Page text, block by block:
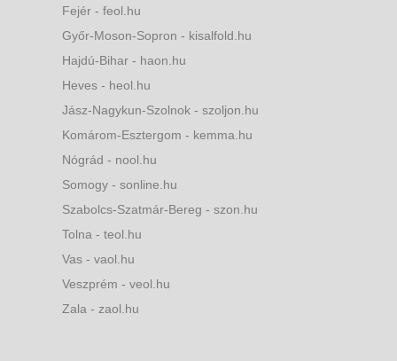
Fejér - feol.hu
Győr-Moson-Sopron - kisalfold.hu
Hajdú-Bihar - haon.hu
Heves - heol.hu
Jász-Nagykun-Szolnok - szoljon.hu
Komárom-Esztergom - kemma.hu
Nógrád - nool.hu
Somogy - sonline.hu
Szabolcs-Szatmár-Bereg - szon.hu
Tolna - teol.hu
Vas - vaol.hu
Veszprém - veol.hu
Zala - zaol.hu